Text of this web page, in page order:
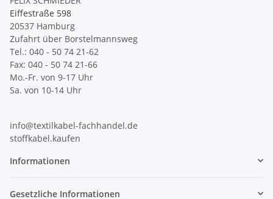
Eiffestraße 598
20537 Hamburg
Zufahrt über Borstelmannsweg
Tel.: 040 - 50 74 21-62
Fax: 040 - 50 74 21-66
Mo.-Fr. von 9-17 Uhr
Sa. von 10-14 Uhr
info@textilkabel-fachhandel.de
stoffkabel.kaufen
Informationen
Gesetzliche Informationen